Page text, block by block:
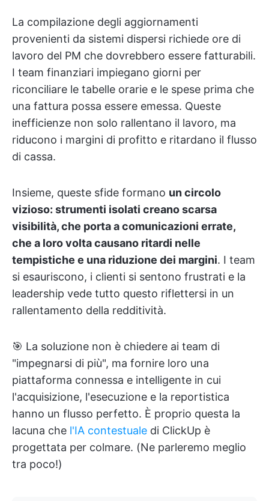
La compilazione degli aggiornamenti
provenienti da sistemi dispersi richiede ore di
lavoro del PM che dovrebbero essere fatturabili.
I team finanziari impiegano giorni per
riconciliare le tabelle orarie e le spese prima che
una fattura possa essere emessa. Queste
inefficienze non solo rallentano il lavoro, ma
riducono i margini di profitto e ritardano il flusso
di cassa.
Insieme, queste sfide formano un circolo
vizioso: strumenti isolati creano scarsa
visibilità, che porta a comunicazioni errate,
che a loro volta causano ritardi nelle
tempistiche e una riduzione dei margini. I team
si esauriscono, i clienti si sentono frustrati e la
leadership vede tutto questo riflettersi in un
rallentamento della redditività.
🎯 La soluzione non è chiedere ai team di
"impegnarsi di più", ma fornire loro una
piattaforma connessa e intelligente in cui
l'acquisizione, l'esecuzione e la reportistica
hanno un flusso perfetto. È proprio questa la
lacuna che l'IA contestuale di ClickUp è
progettata per colmare. (Ne parleremo meglio
tra poco!)